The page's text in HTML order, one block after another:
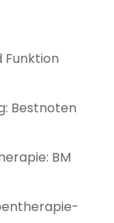
Funktion
Bestnoten
BM